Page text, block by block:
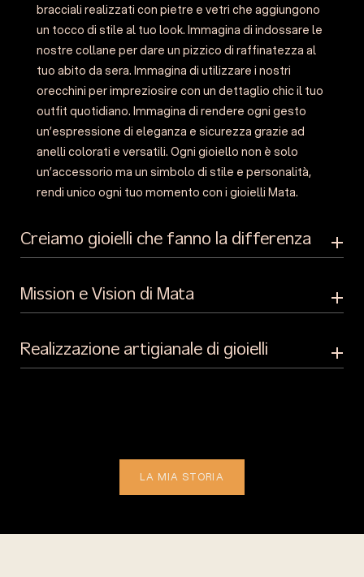
bracciali realizzati con pietre e vetri che aggiungono
un tocco di stile al tuo look. Immagina di indossare le
nostre collane per dare un pizzico di raffinatezza al
tuo abito da sera. Immagina di utilizzare i nostri
orecchini per impreziosire con un dettaglio chic il tuo
outfit quotidiano. Immagina di rendere ogni gesto
un’espressione di eleganza e sicurezza grazie ad
anelli colorati e versatili. Ogni gioiello non è solo
un’accessorio ma un simbolo di stile e personalità,
rendi unico ogni tuo momento con i gioielli Mata.
Creiamo gioielli che fanno la differenza
Mission e Vision di Mata
Realizzazione artigianale di gioielli
LA MIA STORIA